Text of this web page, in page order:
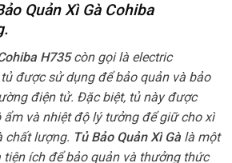
Quản Xì Gà Cohiba
H735còn gọi là electric
được sử dụng để bảo quản và bảo
điện tử. Đặc biệt, tủ này được
ẩm và nhiệt độ lý tưởng để giữ cho xì
chất lượng. Tủ Bảo Quản Xì Gàlà một
ích để bảo quản và thưởng thức